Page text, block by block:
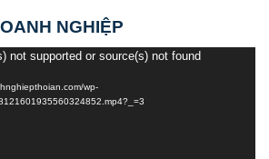
NGHIỆP
not supported or source(s) not found
wp-